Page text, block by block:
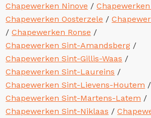
Chapewerken Ninove /
Chapewerken Oosterzele /
/Chapewerken Ronse /
Chapewerken Sint-Amandsberg /
Chapewerken Sint-Gillis-Waas /
Chapewerken Sint-Laureins /
Chapewerken Sint-Lievens-Houtem /
Chapewerken Sint-Martens-Latem /
Chapewerken Sint-Niklaas /